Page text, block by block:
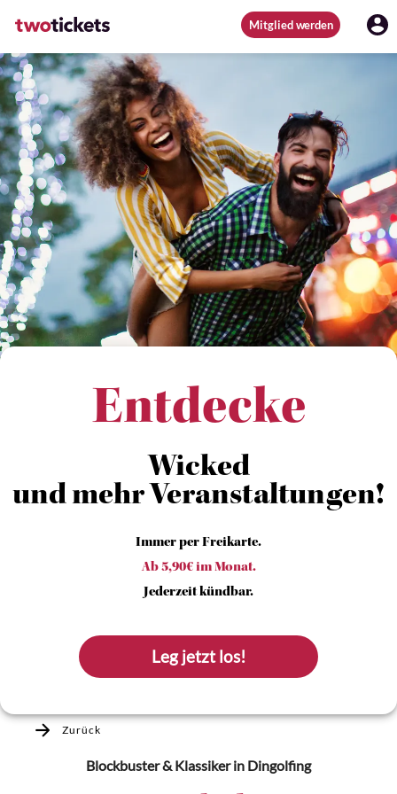
Mitglied werden
Entdecke
Wicked
und mehr Veranstaltungen!
Immer per Freikarte.
Ab 5,90€ im Monat.
Jederzeit kündbar.
Leg jetzt los!
Zurück
Blockbuster & Klassikerin Dingolfing